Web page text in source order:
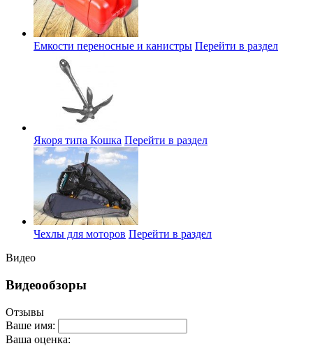
Емкости переносные и канистры Перейти в раздел
Якоря типа Кошка Перейти в раздел
Чехлы для моторов Перейти в раздел
Видео
Видеообзоры
Отзывы
Ваше имя:
Ваша оценка: